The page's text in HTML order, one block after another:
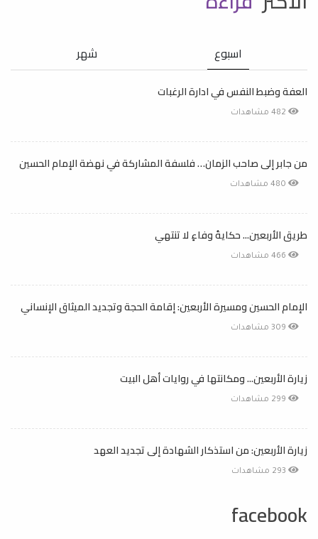
اسبوع شهر
العفة وضبط النفس في ادارة الرغبات
من جابر إلى صاحب الزمان… فلسفة المشاركة في نهضة الإمام الحسين
طريق الأربعين... حكايةُ وفاءٍ لا تنتهي
الإمام الحسين ومسيرة الأربعين: إقامة الحجة وتجديد الميثاق الإنساني
زيارة الأربعين... ومكانتها في روايات أهل البيت
زيارة الأربعين: من استذكار الشهادة إلى تجديد العهد
facebook